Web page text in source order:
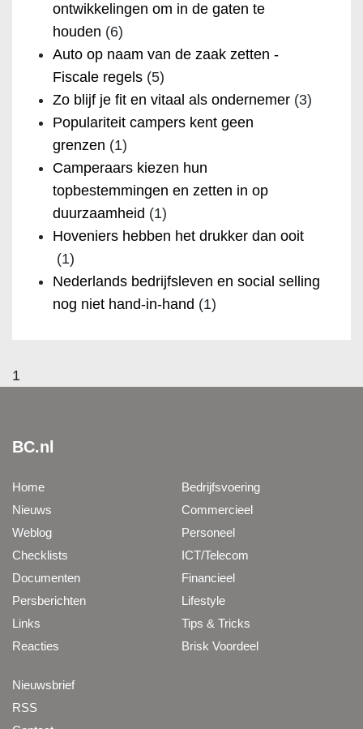
ontwikkelingen om in de gaten te
houden (6)
Auto op naam van de zaak zetten -
Fiscale regels (5)
Zo blijf je fit en vitaal als ondernemer (3)
Populariteit campers kent geen
grenzen (1)
Camperaars kiezen hun
topbestemmingen en zetten in op
duurzaamheid (1)
Hoveniers hebben het drukker dan ooit
(1)
Nederlands bedrijfsleven en social selling
nog niet hand-in-hand (1)
1
BC.nl
Home
Nieuws
Weblog
Checklists
Documenten
Persberichten
Links
Reacties
Bedrijfsvoering
Commercieel
Personeel
ICT/Telecom
Financieel
Lifestyle
Tips & Tricks
Brisk Voordeel
Nieuwsbrief
RSS